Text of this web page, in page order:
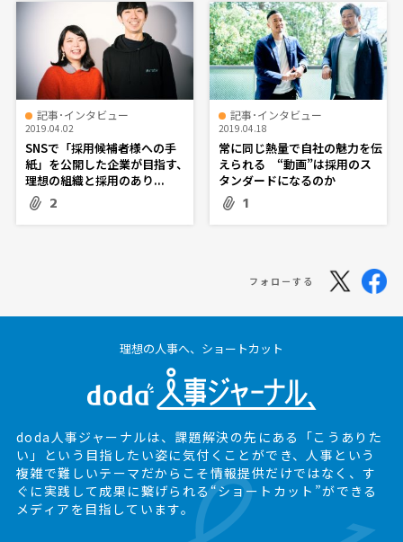
記事･インタビュー
2019.04.02
SNSで「採用候補者様への手
紙」を公開した企業が目指す、
理想の組織と採用のあり...
2
記事･インタビュー
2019.04.18
常に同じ熱量で自社の魅力を伝
えられる “動画”は採用のス
タンダードになるのか
1
フォローする
理想の人事へ、ショートカット
doda人事ジャーナルは、課題解決の先にある
「こうありた
い」という目指したい姿に気付くことができ、 人事という
複雑で難しいテーマだからこそ情報提供だけではなく、 す
ぐに実践して成果に繋げられる“ショートカット”ができる
メディアを目指しています。